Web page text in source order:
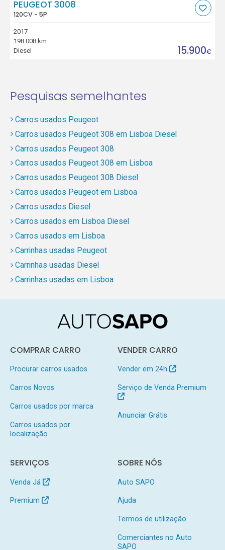
PEUGEOT 3008
120CV - 5P
2017
198.008 km
Diesel
15.900€
Pesquisas semelhantes
Carros usados Peugeot
Carros usados Peugeot 308 em Lisboa Diesel
Carros usados Peugeot 308
Carros usados Peugeot 308 em Lisboa
Carros usados Peugeot 308 Diesel
Carros usados Peugeot em Lisboa
Carros usados Diesel
Carros usados em Lisboa Diesel
Carros usados em Lisboa
Carrinhas usadas Peugeot
Carrinhas usadas Diesel
Carrinhas usadas em Lisboa
COMPRAR CARRO
Procurar carros usados
Carros Novos
Carros usados por marca
Carros usados por
localização
VENDER CARRO
Vender em 24h
Serviço de Venda Premium
Anunciar Grátis
SERVIÇOS
Venda Já
Premium
SOBRE NÓS
Auto SAPO
Ajuda
Termos de utilização
Comerciantes no Auto
SAPO